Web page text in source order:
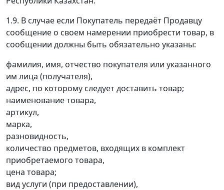
1.9. В случае если Покупатель передаёт Продавцу
сообщение о своем намерении приобрести товар, в
сообщении должны быть обязательно указаны:
фамилия, имя, отчество покупателя или указанного
им лица (получателя),
адрес, по которому следует доставить товар;
наименование товара,
артикул,
марка,
разновидность,
количество предметов, входящих в комплект
приобретаемого товара,
цена товара;
вид услуги (при предоставлении),